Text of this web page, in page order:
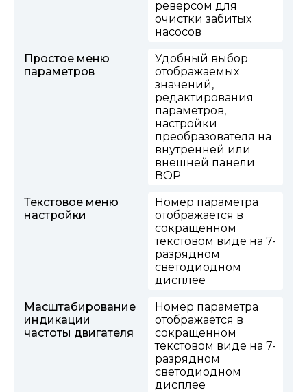
реверсом для
очистки забитых
насосов
Простое меню
параметров
Удобный выбор
отображаемых
значений,
редактирования
параметров,
настройки
преобразователя на
внутренней или
внешней панели
ВОР
Текстовое меню
настройки
Номер параметра
отображается в
сокращенном
текстовом виде на 7-
разрядном
светодиодном
дисплее
Масштабирование
индикации
частоты двигателя
Номер параметра
отображается в
сокращенном
текстовом виде на 7-
разрядном
светодиодном
дисплее